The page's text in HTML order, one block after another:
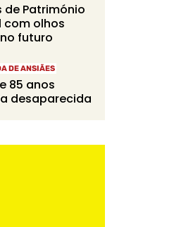
de Património
com olhos
futuro
DE ANSIÃES
85 anos
desaparecida